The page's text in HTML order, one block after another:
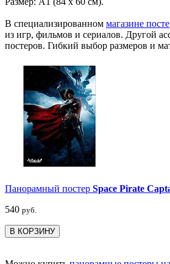
В специализированном магазине
из игр, фильмов и сериалов. Другой
постеров. Гибкий выбор размеров и
Панорамный постер Space Pirate
540 руб.
В КОРЗИНУ